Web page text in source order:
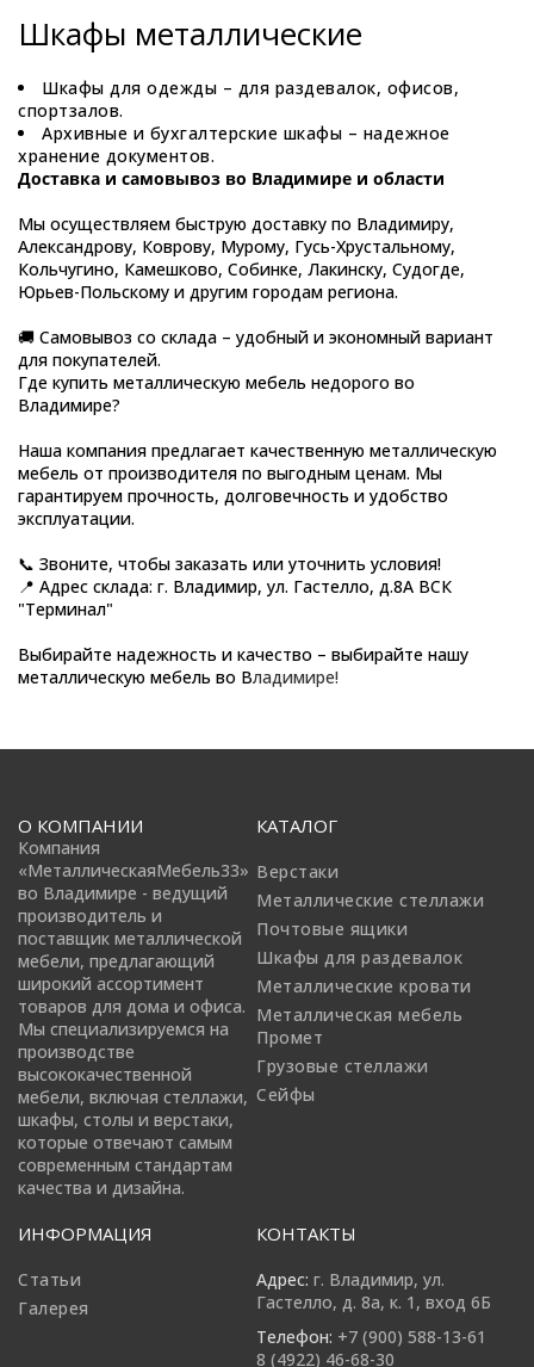
Шкафы металлические
Шкафы для одежды – для раздевалок, офисов,
спортзалов.
Архивные и бухгалтерские шкафы – надежное
хранение документов.
Доставка и самовывоз во Владимире и области
Мы осуществляем быструю доставку по Владимиру,
Александрову, Коврову, Мурому, Гусь-Хрустальному,
Кольчугино, Камешково, Собинке, Лакинску, Судогде,
Юрьев-Польскому и другим городам региона.
🚚 Самовывоз со склада – удобный и экономный вариант
для покупателей.
Где купить металлическую мебель недорого во
Владимире?
Наша компания предлагает качественную металлическую
мебель от производителя по выгодным ценам. Мы
гарантируем прочность, долговечность и удобство
эксплуатации.
📞 Звоните, чтобы заказать или уточнить условия!
📍 Адрес склада: г. Владимир, ул. Гастелло, д.8А ВСК
"Терминал"
Выбирайте надежность и качество – выбирайте нашу
металлическую мебель во Владимире!
О КОМПАНИИ
Компания
«МеталлическаяМебель33»
во Владимире - ведущий
производитель и
поставщик металлической
мебели, предлагающий
широкий ассортимент
товаров для дома и офиса.
Мы специализируемся на
производстве
высококачественной
мебели, включая стеллажи,
шкафы, столы и верстаки,
которые отвечают самым
современным стандартам
качества и дизайна.
КАТАЛОГ
Верстаки
Металлические стеллажи
Почтовые ящики
Шкафы для раздевалок
Металлические кровати
Металлическая мебель
Промет
Грузовые стеллажи
Сейфы
ИНФОРМАЦИЯ
Статьи
Галерея
КОНТАКТЫ
Адрес: г. Владимир, ул.
Гастелло, д. 8а, к. 1, вход 6Б
Телефон: +7 (900) 588-13-61
8 (4922) 46-68-30